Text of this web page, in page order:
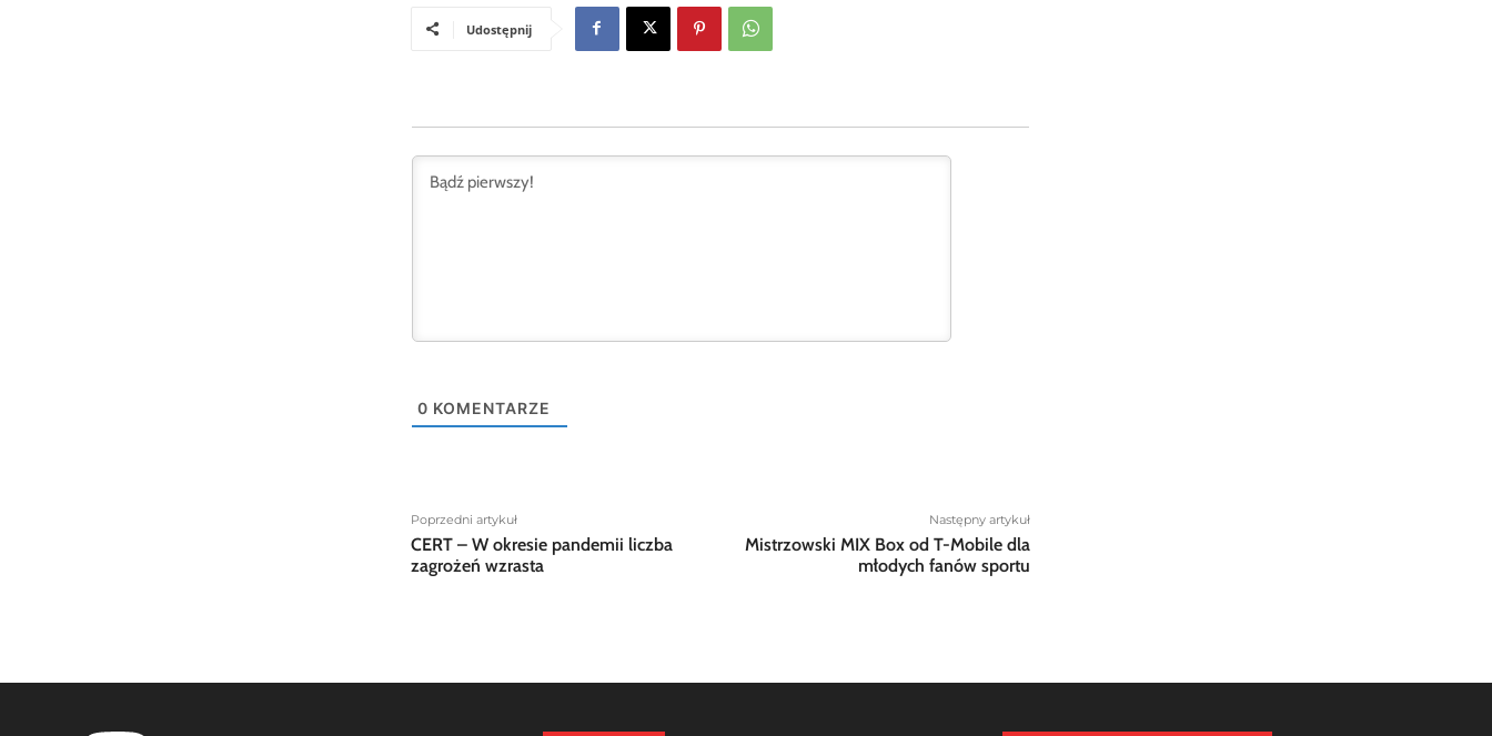
Udostępnij
0 KOMENTARZE
Poprzedni artykuł
CERT – W okresie pandemii liczba
zagrożeń wzrasta
Następny artykuł
Mistrzowski MIX Box od T-Mobile dla
młodych fanów sportu